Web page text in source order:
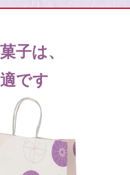
子は、
です